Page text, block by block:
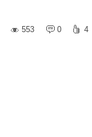
553
0 4